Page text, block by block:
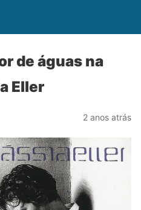
de águas na
Eller
2 anos atrás